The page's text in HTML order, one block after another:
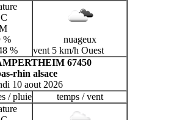
%
%
nuageux
vent 5 km/h Ouest
67450
rhin alsace
10 aout 2026
/ pluie temps / vent